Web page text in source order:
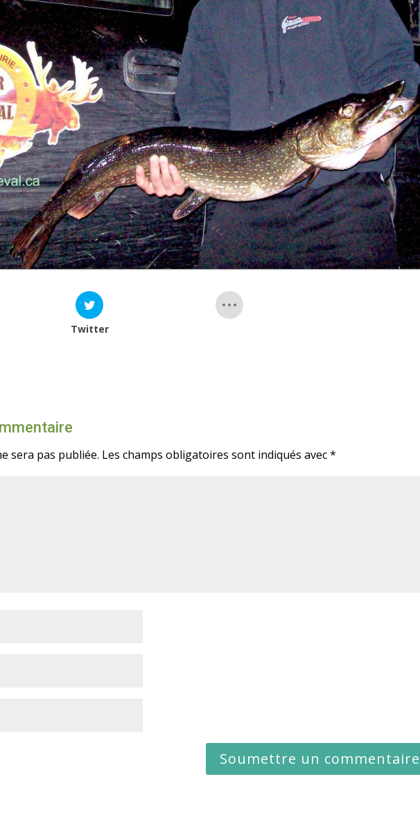
Twitter
sera pas publiée. Les champs obligatoires sont indiqués avec*